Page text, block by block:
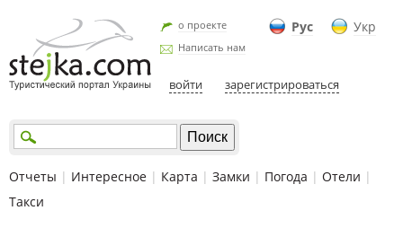
Рус Укр
о проекте
Написать нам
войти зарегистрироваться
Отчеты | Интересное | Карта | Замки | Погода | Отели |
Такси